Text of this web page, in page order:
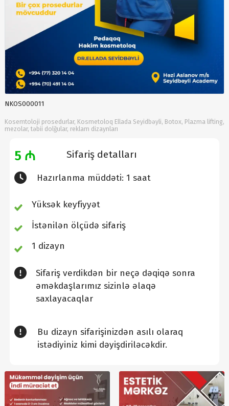
NKOS000011
Kosemtoloji prosedurlar, Kosmetoloq Ellada Seyidbəyli, Botox, Plazma lifting,
mezolar, təbii dolğular, reklam dizaynları
5 ₼ Sifariş detalları
Hazırlanma müddəti: 1 saat
Yüksək keyfiyyət
İstənilən ölçüdə sifariş
1 dizayn
Sifariş verdikdən bir neçə dəqiqə sonra
əməkdaşlarımız sizinlə əlaqə
saxlayacaqlar
Bu dizayn sifarişinizdən asılı olaraq
istədiyiniz kimi dəyişdiriləcəkdir.